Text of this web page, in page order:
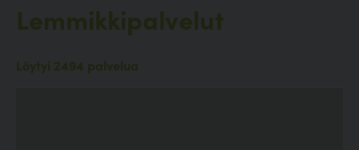
Lemmikkipalvelut
Löytyi 2494 palvelua